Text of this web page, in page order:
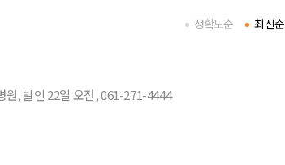
최신순
정확도순
, 발인 22일 오전, 061-271-4444